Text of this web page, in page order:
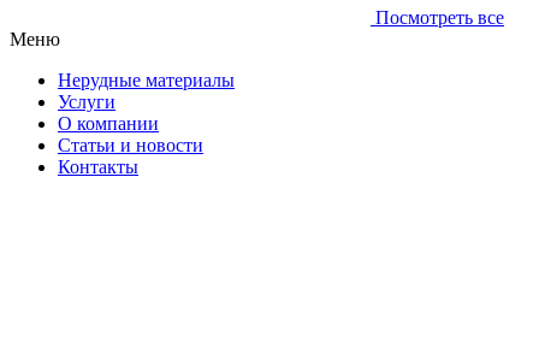
Посмотреть все
Меню
Нерудные материалы
Услуги
О компании
Статьи и новости
Контакты